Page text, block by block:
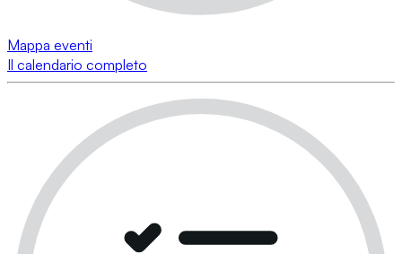
Mappa eventi
Il calendario completo